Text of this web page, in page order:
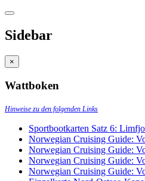
Sidebar
×
Wattboken
Hinweise zu den folgenden Links
Sportbootkarten Satz 6:
Norwegian Cruising Guide:
Norwegian Cruising Guide:
Norwegian Cruising Guide:
Norwegian Cruising Guide: